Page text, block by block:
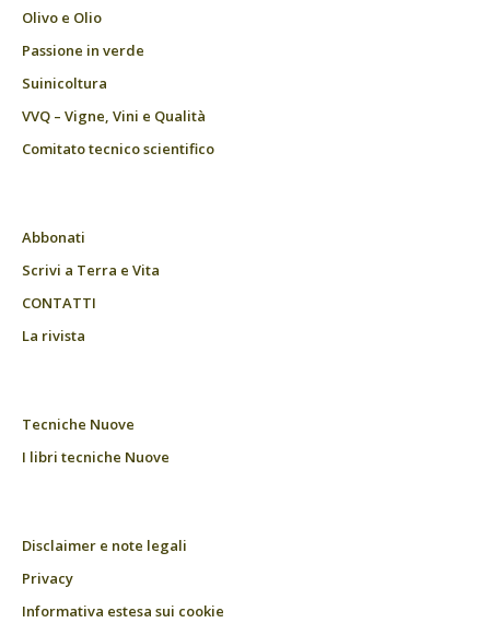
Olivo e Olio
Passione in verde
Suinicoltura
VVQ – Vigne, Vini e Qualità
Comitato tecnico scientifico
Abbonati
Scrivi a Terra e Vita
CONTATTI
La rivista
Tecniche Nuove
I libri tecniche Nuove
Disclaimer e note legali
Privacy
Informativa estesa sui cookie